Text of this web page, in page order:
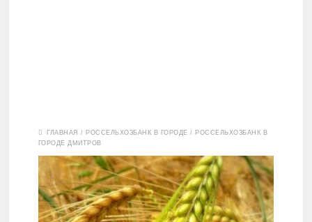
Дебетовые
карты
ГЛАВНАЯ / РОССЕЛЬХОЗБАНК В ГОРОДЕ / РОССЕЛЬХОЗБАНК В
ГОРОДЕ ДМИТРОВ